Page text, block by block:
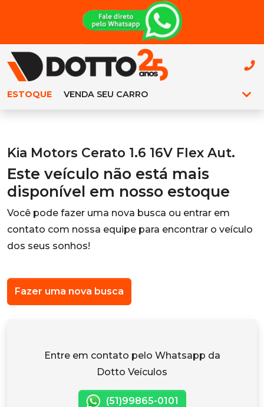
ESTOQUE VENDA SEU CARRO
Kia Motors Cerato 1.6 16V Flex Aut.
Este veículo não está mais
disponível em nosso estoque
Você pode fazer uma nova busca ou entrar em
contato com nossa equipe para encontrar o veículo
dos seus sonhos!
Fazer uma nova busca
Entre em contato pelo Whatsapp da
Dotto Veículos
(51)99865-0101